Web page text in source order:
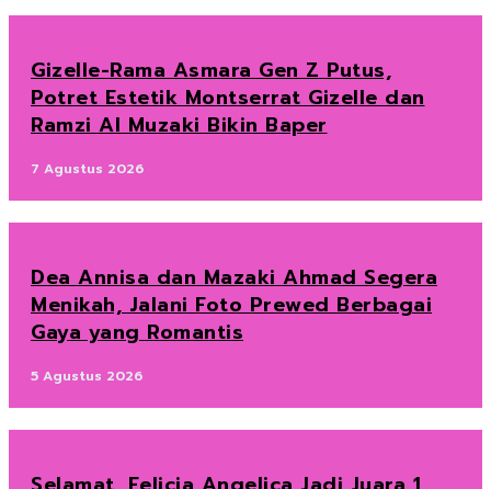
Gizelle-Rama Asmara Gen Z Putus,
Potret Estetik Montserrat Gizelle dan
Ramzi Al Muzaki Bikin Baper
7 Agustus 2026
Dea Annisa dan Mazaki Ahmad Segera
Menikah, Jalani Foto Prewed Berbagai
Gaya yang Romantis
5 Agustus 2026